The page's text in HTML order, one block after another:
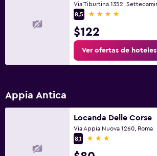
8,5
4 estrellas
$122
Ver ofertas de hoteles
Appia Antica
Locanda Delle Corse
Via Appia Nuova 1260, Roma
8,1
3 estrellas